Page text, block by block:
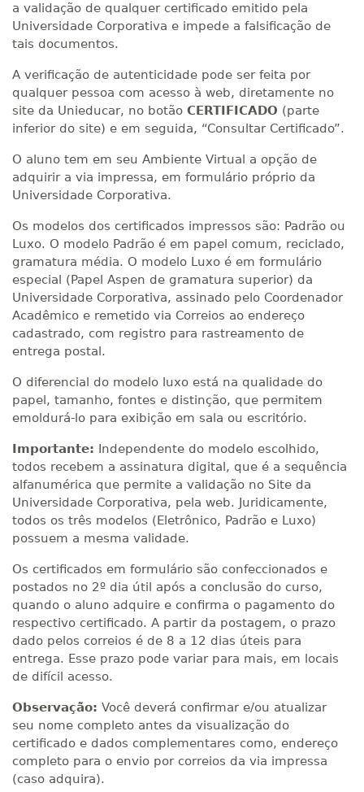
a validação de qualquer certificado emitido pela
Universidade Corporativa e impede a falsificação de
tais documentos.
A verificação de autenticidade pode ser feita por
qualquer pessoa com acesso à web, diretamente no
site da Unieducar, no botão CERTIFICADO (parte
inferior do site) e em seguida, “Consultar Certificado”.
O aluno tem em seu Ambiente Virtual a opção de
adquirir a via impressa, em formulário próprio da
Universidade Corporativa.
Os modelos dos certificados impressos são: Padrão ou
Luxo. O modelo Padrão é em papel comum, reciclado,
gramatura média. O modelo Luxo é em formulário
especial (Papel Aspen de gramatura superior) da
Universidade Corporativa, assinado pelo Coordenador
Acadêmico e remetido via Correios ao endereço
cadastrado, com registro para rastreamento de
entrega postal.
O diferencial do modelo luxo está na qualidade do
papel, tamanho, fontes e distinção, que permitem
emoldurá-lo para exibição em sala ou escritório.
Importante: Independente do modelo escolhido,
todos recebem a assinatura digital, que é a sequência
alfanumérica que permite a validação no Site da
Universidade Corporativa, pela web. Juridicamente,
todos os três modelos (Eletrônico, Padrão e Luxo)
possuem a mesma validade.
Os certificados em formulário são confeccionados e
postados no 2º dia útil após a conclusão do curso,
quando o aluno adquire e confirma o pagamento do
respectivo certificado. A partir da postagem, o prazo
dado pelos correios é de 8 a 12 dias úteis para
entrega. Esse prazo pode variar para mais, em locais
de difícil acesso.
Observação: Você deverá confirmar e/ou atualizar
seu nome completo antes da visualização do
certificado e dados complementares como, endereço
completo para o envio por correios da via impressa
(caso adquira).